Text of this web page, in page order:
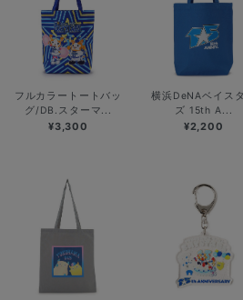
フルカラートートバッ
グ/DB.スターマ...
¥3,300
横浜DeNAベイス
ズ 15th A...
¥2,200